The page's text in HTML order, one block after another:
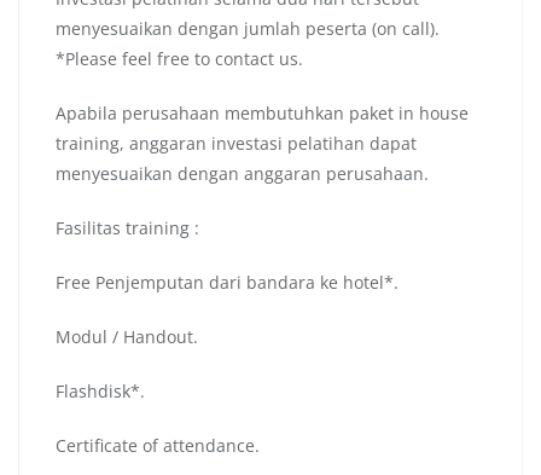
menyesuaikan dengan jumlah peserta (on call).
*Please feel free to contact us.
Apabila perusahaan membutuhkan paket in house
training, anggaran investasi pelatihan dapat
menyesuaikan dengan anggaran perusahaan.
Fasilitas training :
Free Penjemputan dari bandara ke hotel*.
Modul / Handout.
Flashdisk*.
Certificate of attendance.